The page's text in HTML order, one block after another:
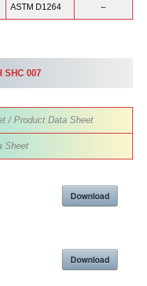
ASTM D1264 –
SHC007
/ Product Data Sheet
Sheet
Download
Download